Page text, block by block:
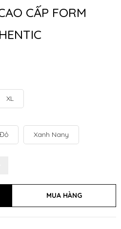
CẤP FORM
XL
Đỏ Xanh Nany